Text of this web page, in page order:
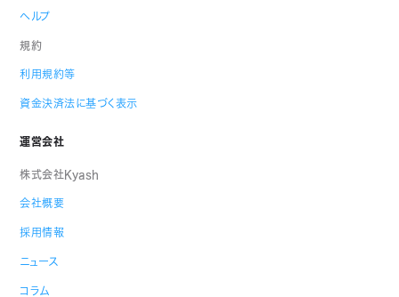
ヘルプ
規約
利用規約等
資金決済法に基づく表示
運営会社
株式会社Kyash
会社概要
採用情報
ニュース
コラム